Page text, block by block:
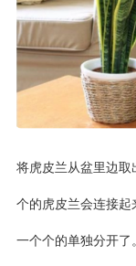
将虎皮兰从盆里边
个的虎皮兰会连接
一个个的单独分开